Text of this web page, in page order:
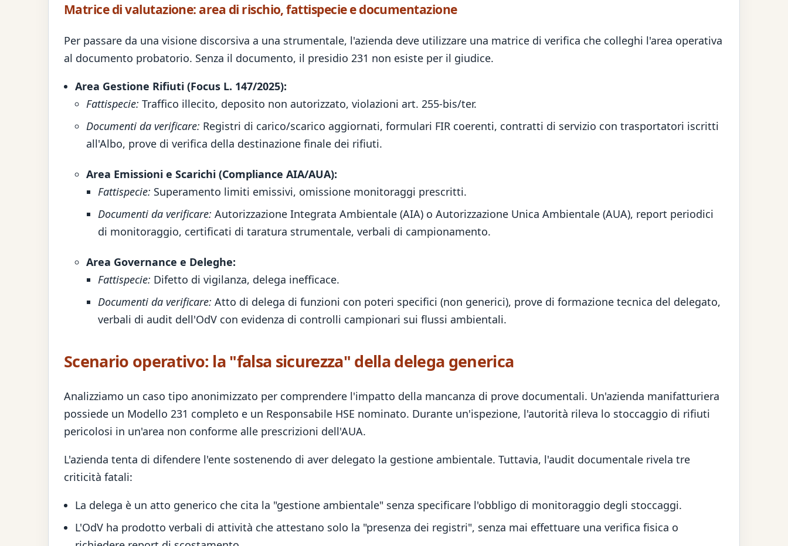
Matrice di valutazione: area di rischio, fattispecie e documentazione
Per passare da una visione discorsiva a una strumentale, l'azienda deve utilizzare una matrice di verifica che colleghi l'area operativa
al documento probatorio. Senza il documento, il presidio 231 non esiste per il giudice.
Area Gestione Rifiuti (Focus L. 147/2025):
Fattispecie: Traffico illecito, deposito non autorizzato, violazioni art. 255-bis/ter.
Documenti da verificare: Registri di carico/scarico aggiornati, formulari FIR coerenti, contratti di servizio con trasportatori iscritti
all'Albo, prove di verifica della destinazione finale dei rifiuti.
Area Emissioni e Scarichi (Compliance AIA/AUA):
Fattispecie: Superamento limiti emissivi, omissione monitoraggi prescritti.
Documenti da verificare: Autorizzazione Integrata Ambientale (AIA) o Autorizzazione Unica Ambientale (AUA), report periodici
di monitoraggio, certificati di taratura strumentale, verbali di campionamento.
Area Governance e Deleghe:
Fattispecie: Difetto di vigilanza, delega inefficace.
Documenti da verificare: Atto di delega di funzioni con poteri specifici (non generici), prove di formazione tecnica del delegato,
verbali di audit dell'OdV con evidenza di controlli campionari sui flussi ambientali.
Scenario operativo: la "falsa sicurezza" della delega generica
Analizziamo un caso tipo anonimizzato per comprendere l'impatto della mancanza di prove documentali. Un'azienda manifatturiera
possiede un Modello 231 completo e un Responsabile HSE nominato. Durante un'ispezione, l'autorità rileva lo stoccaggio di rifiuti
pericolosi in un'area non conforme alle prescrizioni dell'AUA.
L'azienda tenta di difendere l'ente sostenendo di aver delegato la gestione ambientale. Tuttavia, l'audit documentale rivela tre
criticità fatali:
La delega è un atto generico che cita la "gestione ambientale" senza specificare l'obbligo di monitoraggio degli stoccaggi.
L'OdV ha prodotto verbali di attività che attestano solo la "presenza dei registri", senza mai effettuare una verifica fisica o